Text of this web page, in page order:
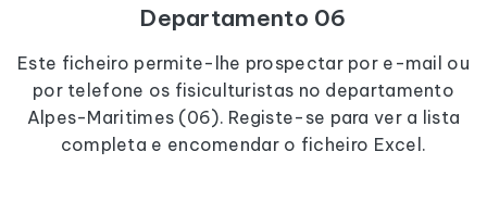
Departamento 06
Este ficheiro permite-lhe prospectar por e-mail ou
por telefone os fisiculturistas no departamento
Alpes-Maritimes (06). Registe-se para ver a lista
completa e encomendar o ficheiro Excel.